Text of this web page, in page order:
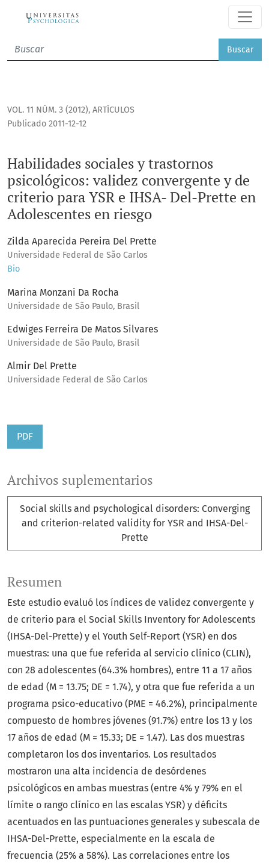
Habilidades sociales y trastornos psicológicos: validez
Buscar
VOL. 11 NÚM. 3 (2012), ARTÍCULOS
Habilidades sociales y trastornos
psicológicos: validez convergente y de
criterio para YSR e IHSA- Del-Prette en
Adolescentes en riesgo
Publicado 2011-12-12
Zilda Aparecida Pereira Del Prette
Universidade Federal de São Carlos
Bio
Marina Monzani Da Rocha
Universidade de São Paulo, Brasil
Edwiges Ferreira De Matos Silvares
Universidade de São Paulo, Brasil
Almir Del Prette
Universidade Federal de São Carlos
PDF
Archivos suplementarios
Social skills and psychological disorders: Converging
and criterion-related validity for YSR and IHSA-Del-
Prette
Resumen
Este estudio evaluó los índices de validez convergente y
de criterio para el Social Skills Inventory for Adolescents
(IHSA-Del-Prette) y el Youth Self-Report (YSR) en dos
muestras: una que fue referida al servicio clínico (CLIN),
con 28 adolescentes (64.3% hombres), entre 11 a 17 años
de edad (M = 13.75; DE = 1.74), y otra que fue referida a un
programa psico-educativo (PME = 46.2%), principalmente
compuesto de hombres jóvenes (91.7%) entre los 13 y los
17 años de edad (M = 15.33; DE = 1.47). Las dos muestras
completaron los dos inventarios. Los resultados
mostraron una alta incidencia de desórdenes
psicológicos en ambas muestras (entre 4% y 79% en el
límite o rango clínico en las escalas YSR) y déficits
acentuados en las puntuaciones generales y subescala de
IHSA-Del-Prette, especialmente en la escala de
frecuencia (25% a 58%). Las correlaciones entre los